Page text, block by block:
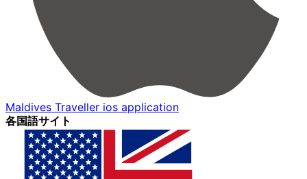
Maldives Traveller ios application
各国語サイト